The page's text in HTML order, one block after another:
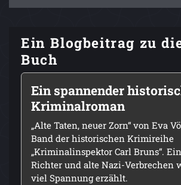
Ein Blogbeitrag zu
Buch
Ein spannender
Kriminalroman
„Alte Taten, neuer Zorn“ von Eva
Band der historischen Krimireihe
„Kriminalinspektor Carl Bruns“.
Richter und alte Nazi-Verbrechen
viel Spannung erzählt.